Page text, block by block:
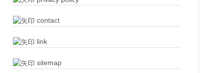
contact
link
sitemap